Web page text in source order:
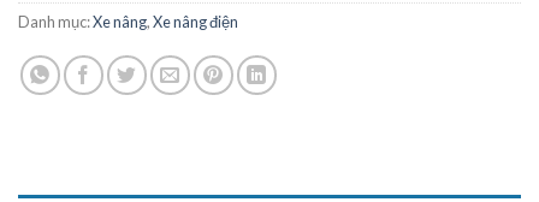
Danh mục:Xe nâng,Xe nâng điện